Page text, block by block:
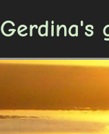
Gerdina's